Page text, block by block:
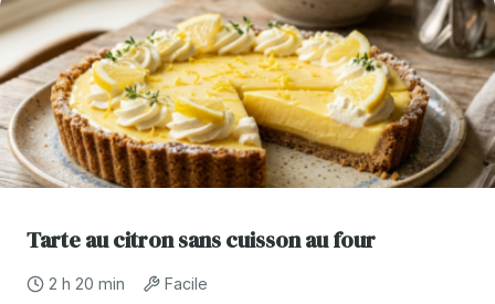
Tarte au citron sans cuisson au four
2 h 20 min Facile